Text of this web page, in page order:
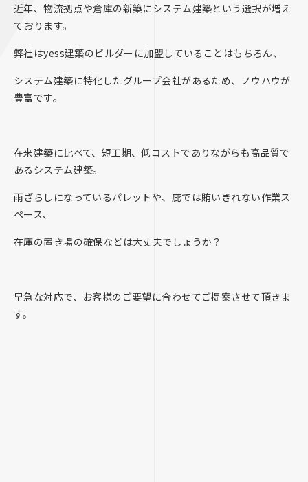
近年、物流拠点や倉庫の新築にシステム建築という選択が増え
ております。
弊社はyess建築のビルダーに加盟していることはもちろん、
システム建築に特化したグループ会社があるため、ノウハウが
豊富です。
在来建築に比べて、短工期、低コストでありながらも高品質で
あるシステム建築。
雨ざらしになっているパレットや、庇では賄いきれない作業ス
ペース、
在庫の置き場の確保などは大丈夫でしょうか？
早急な対応で、お客様のご要望に合わせてご提案させて頂きま
す。